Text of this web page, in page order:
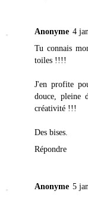
Anonyme 4
Tu connais
toiles !!!!
J'en profite
douce, pleine
créativité !!!
Des bises.
Répondre
Anonyme 5